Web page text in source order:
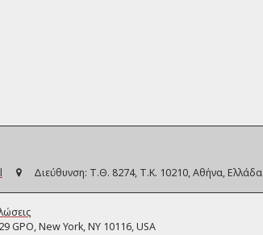
Διεύθυνση: Τ.Θ. 8274, Τ.Κ. 10210, Αθήνα, Ελλάδα
GPO, New York, NY 10116, USA